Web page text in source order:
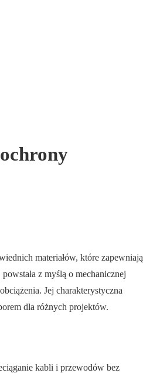
materiałów, które zapewniają
z myślą o mechanicznej
Jej charakterystyczna
dla różnych projektów.
kabli i przewodów bez